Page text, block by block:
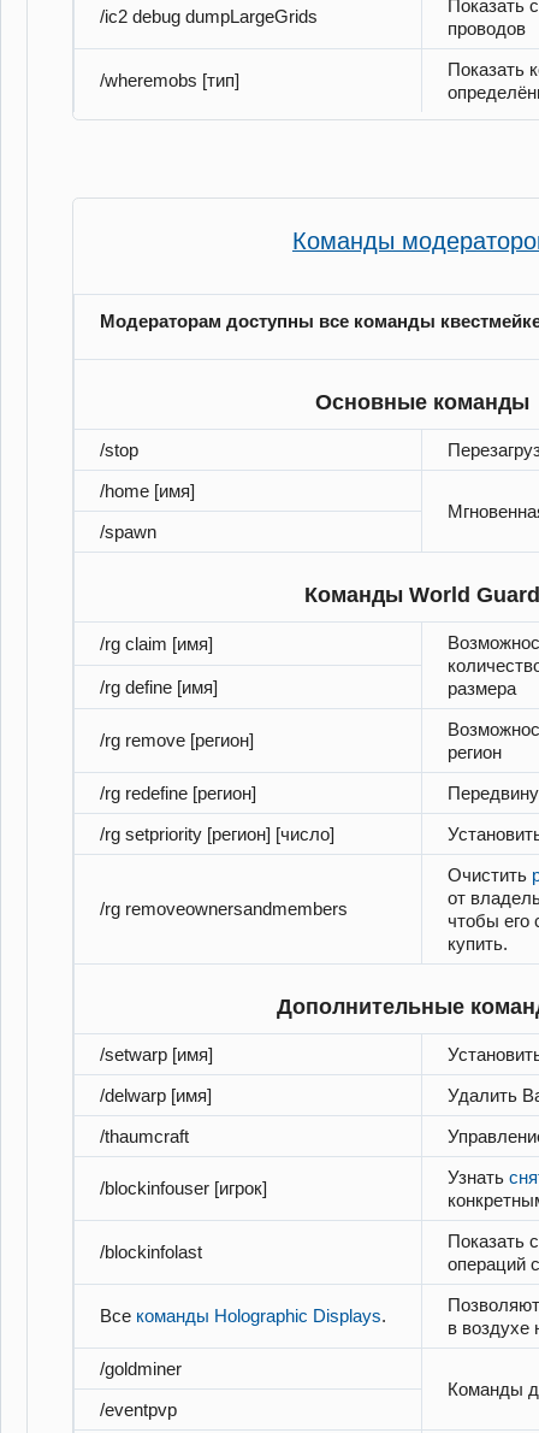
/ic2 debug dumpLargeGrids
Показать
проводов
/wheremobs [тип]
Показать
Команды
Модераторам доступны все команды
Основные команды
/stop
/home [имя]
/spawn
Команды World Guard
/rg claim [имя]
размера
/rg define [имя]
/rg remove [регион]
регион
/rg redefine [регион]
/rg setpriority [регион] [число]
/rg removeownersandmembers
Очистить
от
чтобы его
купить.
Дополнительные
/setwarp [имя]
/delwarp [имя]
Удалить
/thaumcraft
/blockinfouser [игрок]
Узнать
/blockinfolast
Показать
операций
Все команды Holographic Displays.
в воздухе
/goldminer
Команды
/eventpvp